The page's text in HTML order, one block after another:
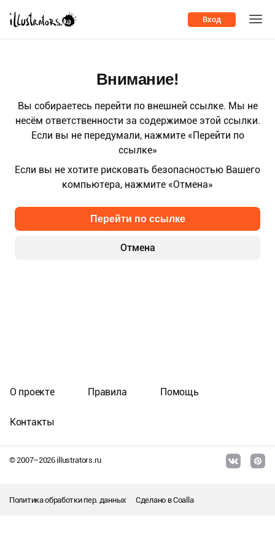
Вход
Внимание!
Вы собираетесь перейти по внешней ссылке. Мы не
несём ответственности за содержимое этой ссылки.
Если вы не передумали, нажмите «Перейти по
ссылке»
Если вы не хотите рисковать безопасностью Вашего
компьютера, нажмите «Отмена»
Отмена
Перейти по ссылке
© 2007–2026illustrators.ru
О проекте Правила Помощь
Контакты
Политика обработки пер. данных Сделано вCoalla